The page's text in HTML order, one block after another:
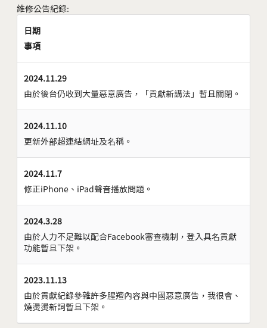
維修公告紀錄:
日期
事項
2024.11.29
由於後台仍收到大量惡意廣告，「貢獻新講法」暫且關閉。
2024.11.10
更新外部超連結網址及名稱。
2024.11.7
修正iPhone、iPad聲音播放問題。
2024.3.28
由於人力不足難以配合Facebook審查機制，登入具名貢獻
功能暫且下架。
2023.11.13
由於貢獻紀錄參雜許多腥羶內容與中國惡意廣告，我很會、
燒燙燙新詞暫且下架。